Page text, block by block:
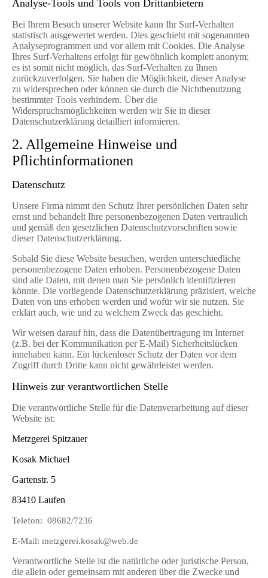
Analyse-Tools und Tools von Drittanbietern
Bei Ihrem Besuch unserer Website kann Ihr Surf-Verhalten
statistisch ausgewertet werden. Dies geschieht mit sogenannten
Analyseprogrammen und vor allem mit Cookies. Die Analyse
Ihres Surf-Verhaltens erfolgt für gewöhnlich komplett anonym;
es ist somit nicht möglich, das Surf-Verhalten zu Ihnen
zurückzuverfolgen. Sie haben die Möglichkeit, dieser Analyse
zu widersprechen oder können sie durch die Nichtbenutzung
bestimmter Tools verhindern. Über die
Widerspruchsmöglichkeiten werden wir Sie in dieser
Datenschutzerklärung detailliert informieren.
2. Allgemeine Hinweise und
Pflichtinformationen
Datenschutz
Unsere Firma nimmt den Schutz Ihrer persönlichen Daten sehr
ernst und behandelt Ihre personenbezogenen Daten vertraulich
und gemäß den gesetzlichen Datenschutzvorschriften sowie
dieser Datenschutzerklärung.
Sobald Sie diese Website besuchen, werden unterschiedliche
personenbezogene Daten erhoben. Personenbezogene Daten
sind alle Daten, mit denen man Sie persönlich identifizieren
könnte. Die vorliegende Datenschutzerklärung präzisiert, welche
Daten von uns erhoben werden und wofür wir sie nutzen. Sie
erklärt auch, wie und zu welchem Zweck das geschieht.
Wir weisen darauf hin, dass die Datenübertragung im Internet
(z.B. bei der Kommunikation per E-Mail) Sicherheitslücken
innehaben kann. Ein lückenloser Schutz der Daten vor dem
Zugriff durch Dritte kann nicht gewährleistet werden.
Hinweis zur verantwortlichen Stelle
Die verantwortliche Stelle für die Datenverarbeitung auf dieser
Website ist:
Metzgerei Spitzauer
Kosak Michael
Gartenstr. 5
83410 Laufen
Telefon: 08682/7236
E-Mail: metzgerei.kosak@web.de
Verantwortliche Stelle ist die natürliche oder juristische Person,
die allein oder gemeinsam mit anderen über die Zwecke und